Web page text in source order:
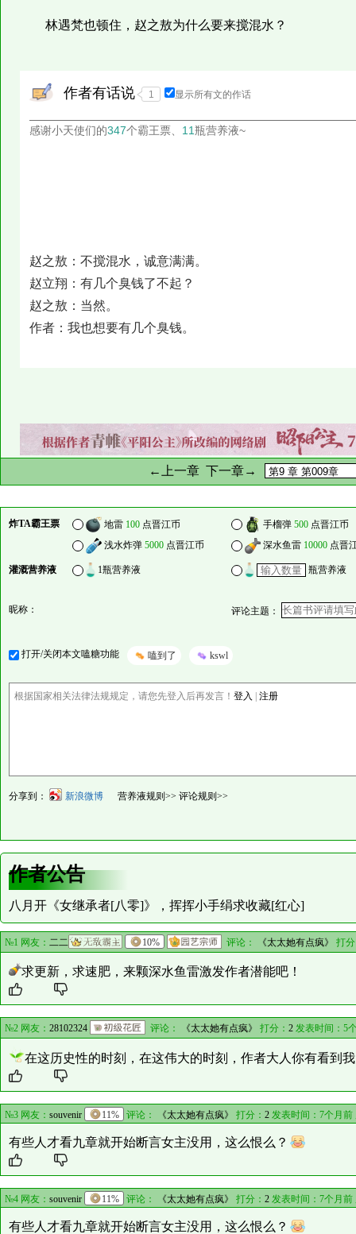
林遇梵也顿住，赵之敖为什么要来搅混水？
作者有话说 1 显示所有文的作话
感谢小天使们的347个霸王票、 11瓶营养液~
赵之敖：不搅混水，诚意满满。
赵立翔：有几个臭钱了不起？
赵之敖：当然。
作者：我也想要有几个臭钱。
←上一章 下一章→
炸TA霸王票 地雷 100 点晋江币 手榴弹 500 点晋江币
浅水炸弹 5000 点晋江币 深水鱼雷 10000 点晋
灌溉营养液 1瓶营养液 瓶营养液
昵称： 评论主题：
打开/关闭本文嗑糖功能 嗑到了 kswl
根据国家相关法律法规规定，请您先登入后再发言！ 登入 | 注册
分享到： 新浪微博 营养液规则>> 评论规则>>
作者公告
八月开《女继承者[八零]》，挥挥小手绢求收藏[红心]
№1 网友： 二二 10% 评论： 《太太她有点疯》 打
求更新，求速肥，来颗深水鱼雷激发作者潜能吧！
№2 网友： 28102324 评论： 《太太她有点疯》 打分： 2发表时间：5
在这历史性的时刻，在这伟大的时刻，作者大人你有看到
№3 网友： souvenir 11% 评论： 《太太她有点疯》 打分： 2 发表时间：7个月前
有些人才看九章就开始断言女主没用，这么恨么？
№4 网友： souvenir 11% 评论： 《太太她有点疯》 打分： 2 发表时间：7个月前
有些人才看九章就开始断言女主没用，这么恨么？